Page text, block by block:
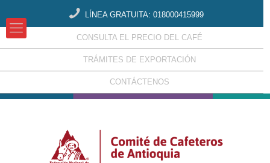
LÍNEA GRATUITA: 018000415999
CONSULTA EL PRECIO DEL CAFÉ
TRÁMITES DE EXPORTACIÓN
CONTÁCTENOS